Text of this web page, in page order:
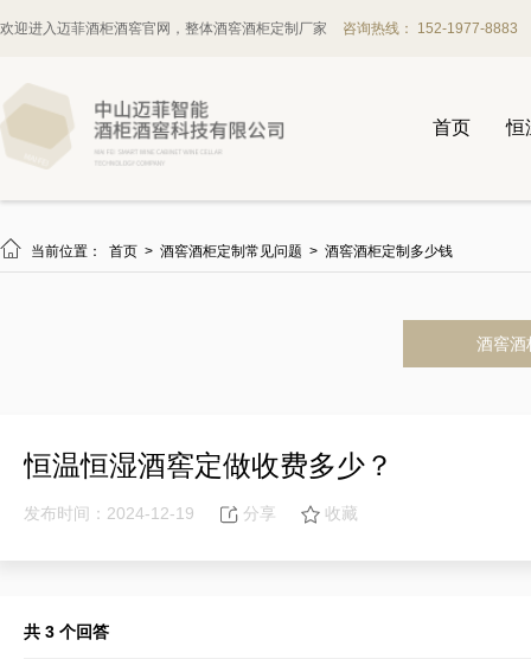
欢迎进入迈菲酒柜酒窖官网，整体酒窖酒柜定制厂家 咨询热线： 152-1977-8883
首页 恒
 当前位置： 首页 > 酒窖酒柜定制常见问题 > 酒窖酒柜定制多少钱
酒窖酒
恒温恒湿酒窖定做收费多少？
发布时间：2024-12-19 分享 收藏
共 3 个回答